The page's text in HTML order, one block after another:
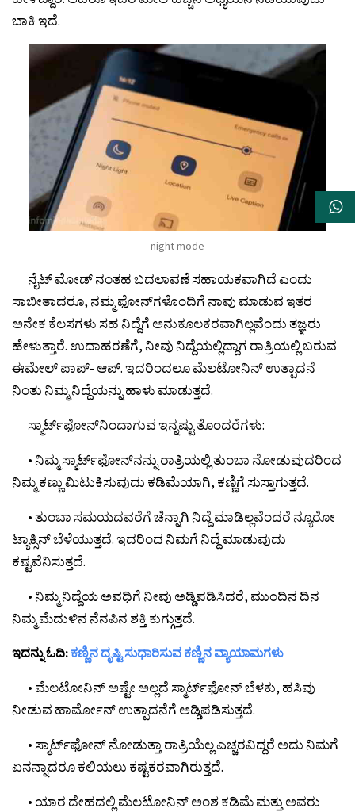
ಬಾಕಿ ಇದೆ.
night mode
ನೈಟ್ ಮೋಡ್ ನಂತಹ ಬದಲಾವಣೆ ಸಹಾಯಕವಾಗಿದೆ ಎಂದು
ಸಾಬೀತಾದರೂ, ನಮ್ಮ ಫೋನ್‍ಗಳೊಂದಿಗೆ ನಾವು ಮಾಡುವ ಇತರ
ಅನೇಕ ಕೆಲಸಗಳು ಸಹ ನಿದ್ದೆಗೆ ಅನುಕೂಲಕರವಾಗಿಲ್ಲವೆಂದು ತಜ್ಞರು
ಹೇಳುತ್ತಾರೆ. ಉದಾಹರಣೆಗೆ, ನೀವು ನಿದ್ದೆಯಲ್ಲಿದ್ದಾಗ ರಾತ್ರಿಯಲ್ಲಿ ಬರುವ
ಈಮೇಲ್ ಪಾಪ್- ಆಪ್. ಇದರಿಂದಲೂ ಮೆಲಟೋನಿನ್ ಉತ್ಪಾದನೆ
ನಿಂತು ನಿಮ್ಮ ನಿದ್ದೆಯನ್ನು ಹಾಳು ಮಾಡುತ್ತದೆ.
ಸ್ಮಾರ್ಟ್‌ಫೋನ್‍ನಿಂದಾಗುವ ಇನ್ನಷ್ಟು ತೊಂದರೆಗಳು:
• ನಿಮ್ಮ ಸ್ಮಾರ್ಟ್‌ಫೋನ್‍ನನ್ನು ರಾತ್ರಿಯಲ್ಲಿ ತುಂಬಾ ನೋಡುವುದರಿಂದ
ನಿಮ್ಮ ಕಣ್ಣು ಮಿಟುಕಿಸುವುದು ಕಡಿಮೆಯಾಗಿ, ಕಣ್ಣಿಗೆ ಸುಸ್ತಾಗುತ್ತದೆ.
• ತುಂಬಾ ಸಮಯದವರೆಗೆ ಚೆನ್ನಾಗಿ ನಿದ್ದೆ ಮಾಡಿಲ್ಲವೆಂದರೆ ನ್ಯೂರೋ
ಟ್ಯಾಕ್ಸಿನ್ ಬೆಳೆಯುತ್ತದೆ. ಇದರಿಂದ ನಿಮಗೆ ನಿದ್ದೆ ಮಾಡುವುದು
ಕಷ್ಟವೆನಿಸುತ್ತದೆ.
• ನಿಮ್ಮ ನಿದ್ದೆಯ ಅವಧಿಗೆ ನೀವು ಅಡ್ಡಿಪಡಿಸಿದರೆ, ಮುಂದಿನ ದಿನ
ನಿಮ್ಮ ಮೆದುಳಿನ ನೆನಪಿನ ಶಕ್ತಿ ಕುಗ್ಗುತ್ತದೆ.
ಇದನ್ನು ಓದಿ: ಕಣ್ಣಿನ ದೃಷ್ಟಿ ಸುಧಾರಿಸುವ ಕಣ್ಣಿನ ವ್ಯಾಯಾಮಗಳು
• ಮೆಲಟೋನಿನ್ ಅಷ್ಟೇ ಅಲ್ಲದೆ ಸ್ಮಾರ್ಟ್‌ಫೋನ್‍ ಬೆಳಕು, ಹಸಿವು
ನೀಡುವ ಹಾರ್ಮೋನ್ ಉತ್ಪಾದನೆಗೆ ಅಡ್ಡಿಪಡಿಸುತ್ತದೆ.
• ಸ್ಮಾರ್ಟ್‌ಫೋನ್‍ ನೋಡುತ್ತಾ ರಾತ್ರಿಯೆಲ್ಲ ಎಚ್ಚರವಿದ್ದರೆ ಅದು ನಿಮಗೆ
ಏನನ್ನಾದರೂ ಕಲಿಯಲು ಕಷ್ಟಕರವಾಗಿರುತ್ತದೆ.
• ಯಾರ ದೇಹದಲ್ಲಿ ಮೆಲಟೋನಿನ್ ಅಂಶ ಕಡಿಮೆ ಮತ್ತು ಅವರು